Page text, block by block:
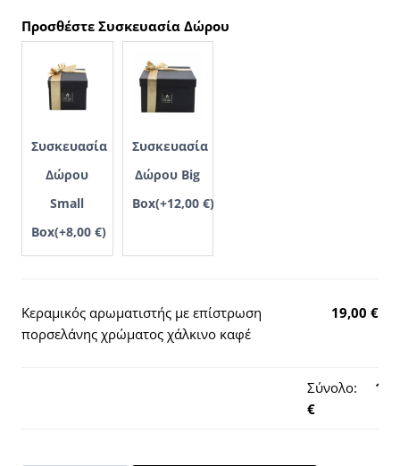
Προσθέστε Συσκευασία Δώρου
Συσκευασία
Δώρου
Small
Box(+8,00 €)
Συσκευασία
Δώρου Big
Box(+12,00 €)
Κεραμικός αρωματιστής με επίστρωση
πορσελάνης χρώματος χάλκινο καφέ
19,00 €
Σύνολο:
€